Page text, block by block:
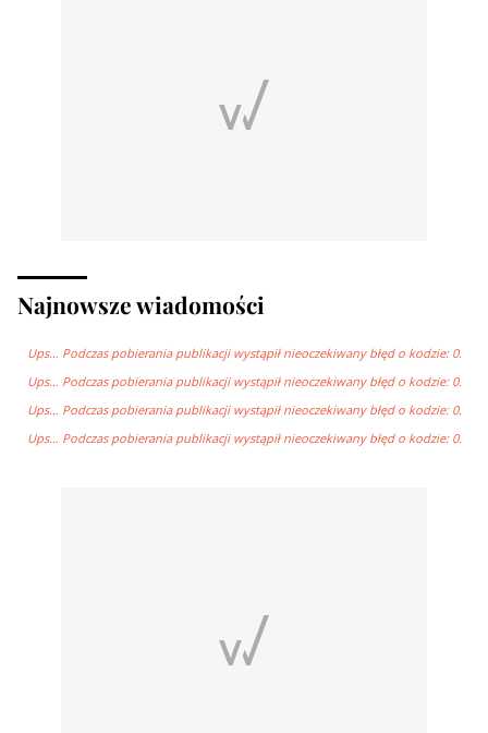
Najnowsze wiadomości
Ups… Podczas pobierania publikacji wystąpił nieoczekiwany błęd o kodzie: 0.
Ups… Podczas pobierania publikacji wystąpił nieoczekiwany błęd o kodzie: 0.
Ups… Podczas pobierania publikacji wystąpił nieoczekiwany błęd o kodzie: 0.
Ups… Podczas pobierania publikacji wystąpił nieoczekiwany błęd o kodzie: 0.